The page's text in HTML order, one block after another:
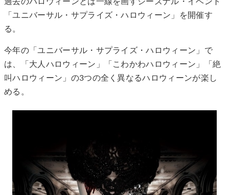
過去のハロウィーンとは一線を画すシーズナル・イベント
「ユニバーサル・サプライズ・ハロウィーン」を開催す
る。
今年の「ユニバーサル・サプライズ・ハロウィーン」で
は、「大人ハロウィーン」「こわかわハロウィーン」「絶
叫ハロウィーン」の3つの全く異なるハロウィーンが楽し
める。